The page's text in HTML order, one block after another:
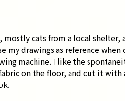
mostly cats from a local shelter,
my drawings as reference
machine. I like the
on the floor, and cut it with